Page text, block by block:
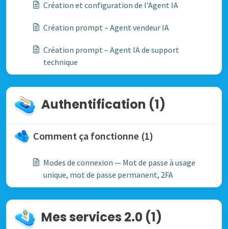
Création et configuration de l’Agent IA
Création prompt – Agent vendeur IA
Création prompt – Agent IA de support
technique
Authentification (1)
Comment ça fonctionne (1)
Modes de connexion — Mot de passe à usage
unique, mot de passe permanent, 2FA
Mes services 2.0 (1)